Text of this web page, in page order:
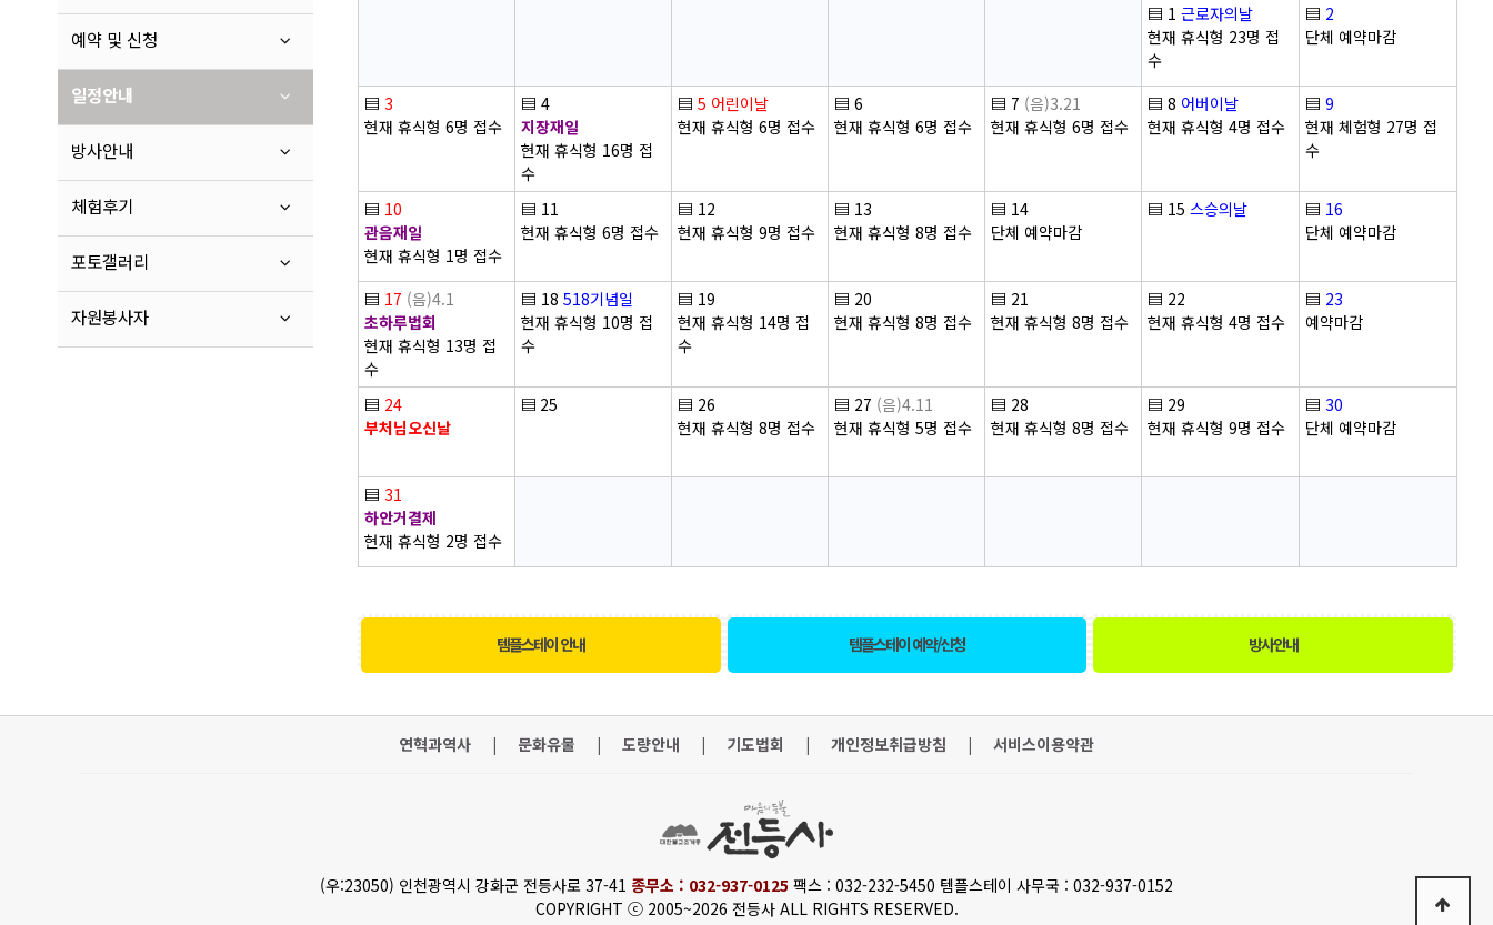
예약 및 신청
일정안내
방사안내
체험후기
포토갤러리
자원봉사자
▤ 1 근로자의날
현재 휴식형 23명 접
수
▤ 2
단체 예약마감
▤ 3
현재 휴식형 6명 접수
▤ 4
지장재일
현재 휴식형 16명 접
수
▤ 5 어린이날
현재 휴식형 6명 접수
▤ 6
현재 휴식형 6명 접수
▤ 7 (음)3.21
현재 휴식형 6명 접수
▤ 8 어버이날
현재 휴식형 4명 접수
▤ 9
현재 체험형 27명 접
수
▤ 10
관음재일
현재 휴식형 1명 접수
▤ 11
현재 휴식형 6명 접수
▤ 12
현재 휴식형 9명 접수
▤ 13
현재 휴식형 8명 접수
▤ 14
단체 예약마감
▤ 15 스승의날 ▤ 16
단체 예약마감
▤ 17 (음)4.1
초하루법회
현재 휴식형 13명 접
수
▤ 18 518기념일
현재 휴식형 10명 접
수
▤ 19
현재 휴식형 14명 접
수
▤ 20
현재 휴식형 8명 접수
▤ 21
현재 휴식형 8명 접수
▤ 22
현재 휴식형 4명 접수
▤ 23
예약마감
▤ 24
부처님오신날
▤ 25 ▤ 26
현재 휴식형 8명 접수
▤ 27 (음)4.11
현재 휴식형 5명 접수
▤ 28
현재 휴식형 8명 접수
▤ 29
현재 휴식형 9명 접수
▤ 30
단체 예약마감
▤ 31
하안거결제
현재 휴식형 2명 접수
템플스테이 안내 템플스테이 예약/신청 방사안내
연혁과역사 | 문화유물 | 도량안내 | 기도법회 | 개인정보취급방침 | 서비스이용약관
(우:23050) 인천광역시 강화군 전등사로 37-41 종무소 : 032-937-0125 팩스 : 032-232-5450 템플스테이 사무국 : 032-937-0152
COPYRIGHT ⓒ 2005~2026 전등사 ALL RIGHTS RESERVED.